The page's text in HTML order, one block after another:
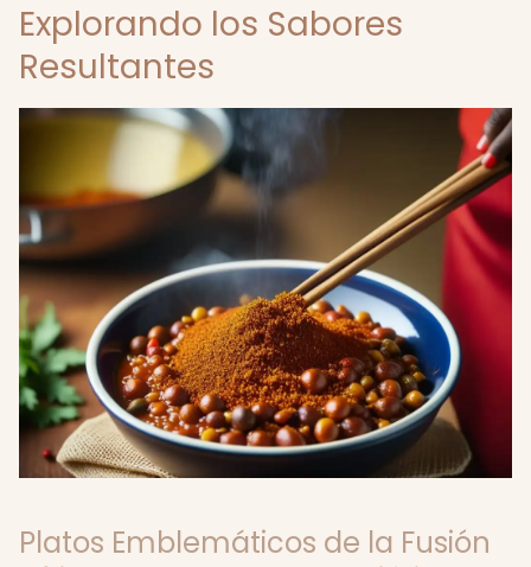
Explorando los Sabores
Resultantes
Platos Emblemáticos de la Fusión